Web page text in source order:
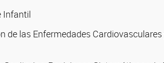
Infantil
de las Enfermedades